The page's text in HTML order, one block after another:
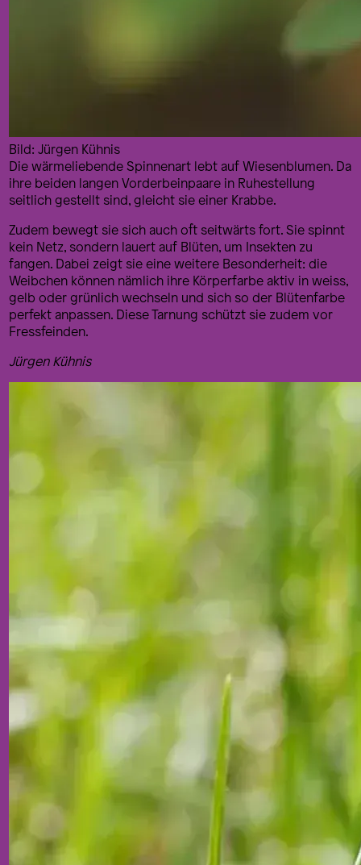
Bild: Jürgen Kühnis
Die wärmeliebende Spinnenart lebt auf Wiesenblumen. Da
ihre beiden langen Vorderbeinpaare in Ruhestellung
seitlich gestellt sind, gleicht sie einer Krabbe.
Zudem bewegt sie sich auch oft seitwärts fort. Sie spinnt
kein Netz, sondern lauert auf Blüten, um Insekten zu
fangen. Dabei zeigt sie eine weitere Besonderheit: die
Weibchen können nämlich ihre Körperfarbe aktiv in weiss,
gelb oder grünlich wechseln und sich so der Blütenfarbe
perfekt anpassen. Diese Tarnung schützt sie zudem vor
Fressfeinden.
Jürgen Kühnis